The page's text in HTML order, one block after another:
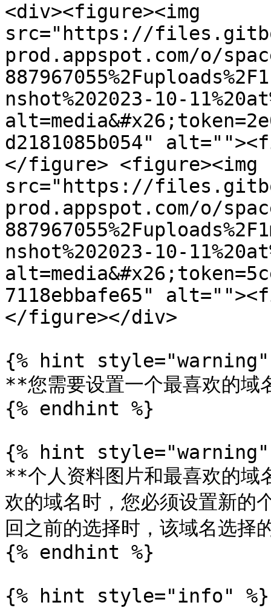
<div><figure><img
src="https://
prod.appspot.com/o/
nshot%202023-10-
d2181085b054"
</figure> <figure><img
src="https://
prod.appspot.com/o/
nshot%202023-10-
7118ebbafe65"
</figure></div>
{% hint style="warning"
**您需要设置一个最喜欢的域
{% endhint %}
{% hint style="warning"
**个人资料图片和最喜欢的域
欢的域名时，您必须设置新的
回之前的选择时，该域名选
{% endhint %}
{% hint style="info" %}